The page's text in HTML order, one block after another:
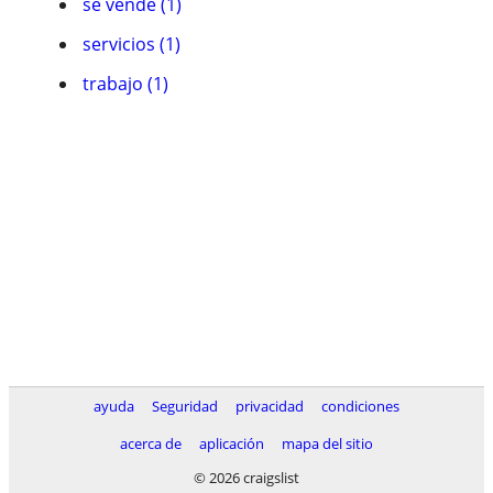
servicios (1)
trabajo (1)
ayuda Seguridad privacidad
condiciones
acerca de
aplicación
mapa del sitio
© 2026 craigslist